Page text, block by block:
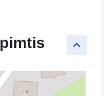
keyboard_arrow_up